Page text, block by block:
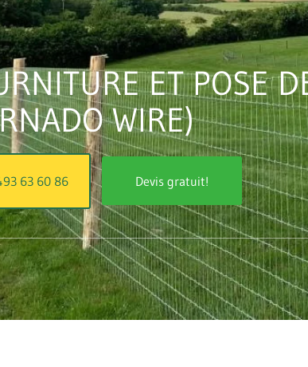
ET POSE
WIRE)
63 60 86 Devis gratuit!